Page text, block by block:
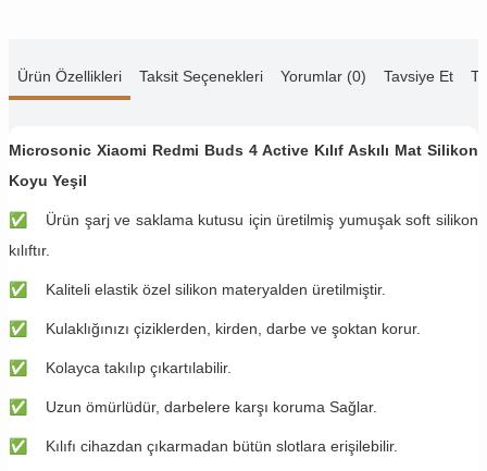
Ürün Özellikleri Taksit Seçenekleri Yorumlar (0) Tavsiye Et
Microsonic Xiaomi Redmi Buds 4 Active Kılıf Askılı Mat Silikon
Koyu Yeşil
✅ ​​​Ürün şarj ve saklama kutusu için üretilmiş yumuşak soft silikon
kılıftır.
✅ Kaliteli elastik özel silikon materyalden üretilmiştir.
✅ Kulaklığınızı çiziklerden, kirden, darbe ve şoktan korur.
✅ Kolayca takılıp çıkartılabilir.
✅ Uzun ömürlüdür, darbelere karşı koruma Sağlar.
✅ Kılıfı cihazdan çıkarmadan bütün slotlara erişilebilir.